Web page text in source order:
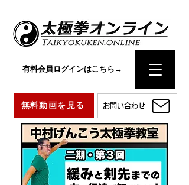
お問い合わせ
無料動画を見る
有料会員ログインはこちら→